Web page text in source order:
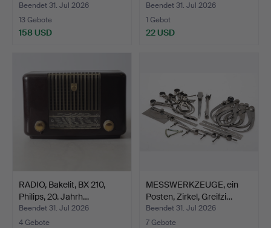
Beendet 31. Jul 2026
13 Gebote
158 USD
Beendet 31. Jul 2026
1 Gebot
22 USD
RADIO, Bakelit, BX 210,
Philips, 20. Jahrh…
Beendet 31. Jul 2026
4 Gebote
MESSWERKZEUGE, ein
Posten, Zirkel, Greifzi…
Beendet 31. Jul 2026
7 Gebote